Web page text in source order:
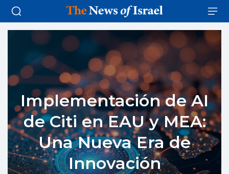
Implementación de AI
de Citi en EAU y MEA:
Una Nueva Era de
Innovación